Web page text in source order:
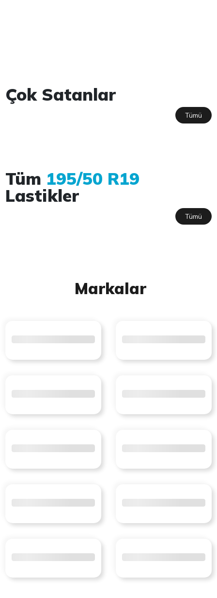
Çok Satanlar
Tümü
Tüm 195/50 R19
Lastikler
Tümü
Markalar